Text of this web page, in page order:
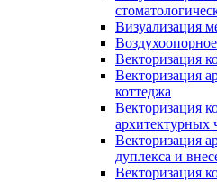
Визуализация
Векторизация
Векторизация
коттеджа
Векторизация
архитектурных
Векторизация
дуплекса и
Векторизация